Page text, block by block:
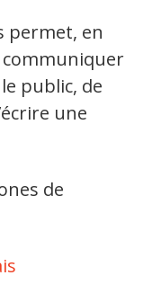
permet, en
communiquer
public, de
une
de